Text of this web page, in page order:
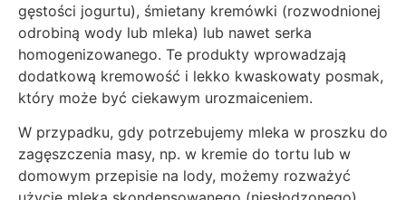
gęstości jogurtu), śmietany kremówki (rozwodnionej
odrobiną wody lub mleka) lub nawet serka
homogenizowanego. Te produkty wprowadzają
dodatkową kremowość i lekko kwaskowaty posmak,
który może być ciekawym urozmaiceniem.
W przypadku, gdy potrzebujemy mleka w proszku do
zagęszczenia masy, np. w kremie do tortu lub w
domowym przepisie na lody, możemy rozważyć